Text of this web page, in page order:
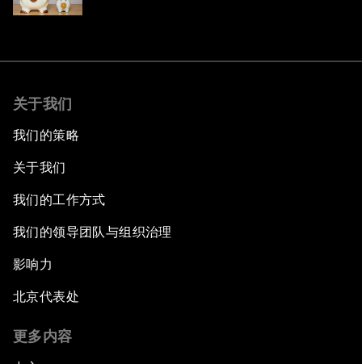
关于我们
我们的策略
关于我们
我们的工作方式
我们的领导团队与组织治理
影响力
北京代表处
更多内容